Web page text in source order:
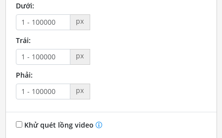
Dưới:
px
Trái:
px
Phải:
px
Khử quét lồng video